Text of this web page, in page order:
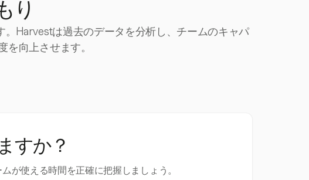
り
Harvestは過去のデータを分析し、チームのキャパ
向上させます。
すか？
が使える時間を正確に把握しましょう。